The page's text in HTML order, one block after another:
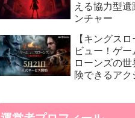
える協力型
ンチャー
【キングス
ビュー！ゲ
ローンズの
険できるア